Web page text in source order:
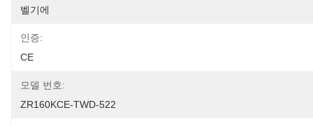
벨기에
인증:
CE
모델 번호:
ZR160KCE-TWD-522